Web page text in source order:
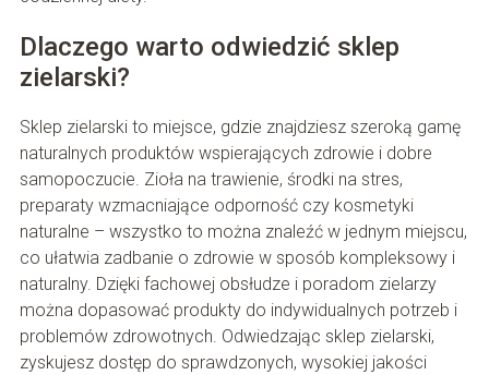
Dlaczego warto odwiedzić sklep
zielarski?
Sklep zielarski to miejsce, gdzie znajdziesz szeroką gamę
naturalnych produktów wspierających zdrowie i dobre
samopoczucie. Zioła na trawienie, środki na stres,
preparaty wzmacniające odporność czy kosmetyki
naturalne – wszystko to można znaleźć w jednym miejscu,
co ułatwia zadbanie o zdrowie w sposób kompleksowy i
naturalny. Dzięki fachowej obsłudze i poradom zielarzy
można dopasować produkty do indywidualnych potrzeb i
problemów zdrowotnych. Odwiedzając sklep zielarski,
zyskujesz dostęp do sprawdzonych, wysokiej jakości